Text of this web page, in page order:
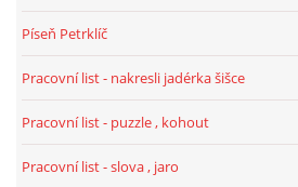
VÁNOČNÍ TVOŘENÍ
Píseň Petrklíč
Pracovní list - nakresli jadérka šišce
Pracovní list - puzzle , kohout
Pracovní list - slova , jaro